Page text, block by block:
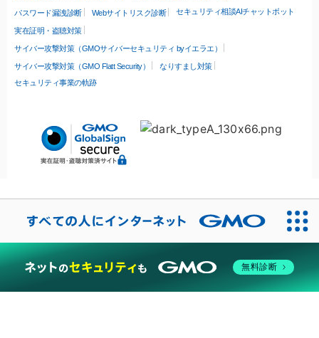
パスワード漏洩診断 Webサイトリスク診断 セキュリティ相談AIチャットボット
実在証明・盗聴対策
サイバー攻撃対策（GMOサイバーセキュリティ byイエラエ）
サイバー攻撃対策（GMO Flatt Security）
なりすまし対策
セキュリティ事業の軌跡
無料診断